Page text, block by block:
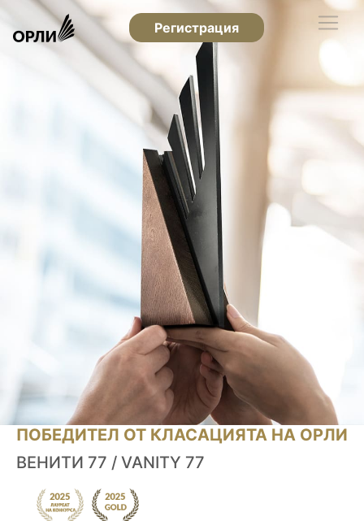
Регистрация
ПОБЕДИТЕЛ ОТ КЛАСАЦИЯТА НА ОРЛИ
ВЕНИТИ 77 / VANITY 77